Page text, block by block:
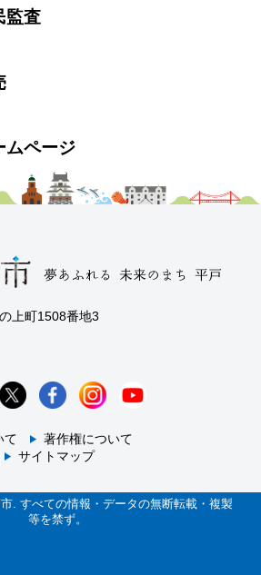
監査
ムページ
上町1508番地3
て
著作権について
サイトマップ
. すべての情報・データの無断転載・複製
等を禁ず。